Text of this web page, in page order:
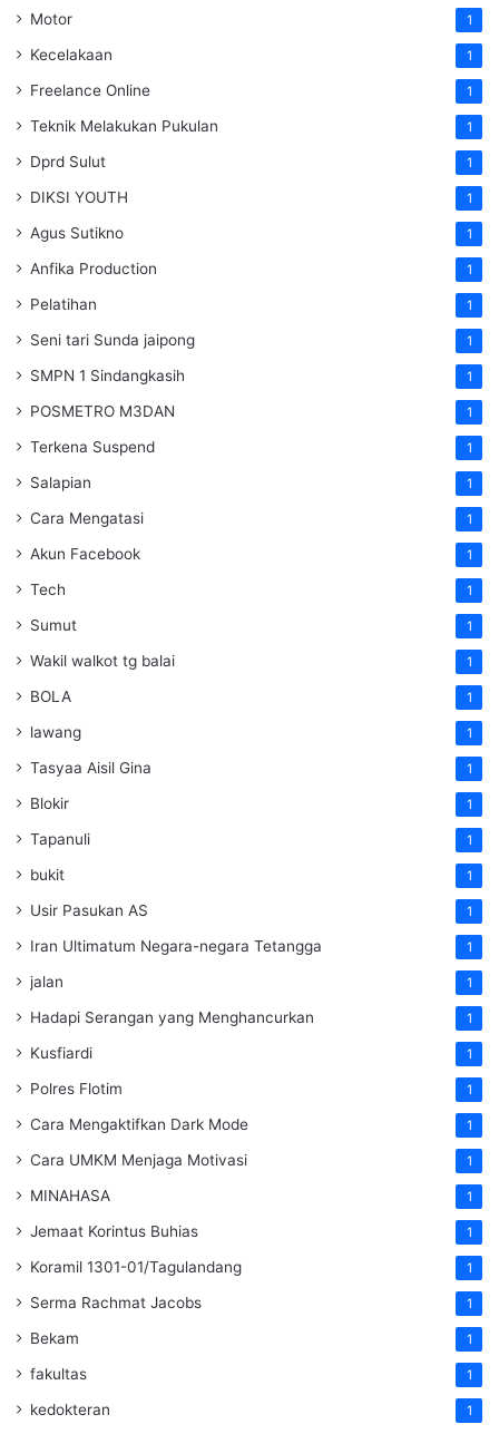
Motor 1
Kecelakaan 1
Freelance Online 1
Teknik Melakukan Pukulan 1
Dprd Sulut 1
DIKSI YOUTH 1
Agus Sutikno 1
Anfika Production 1
Pelatihan 1
Seni tari Sunda jaipong 1
SMPN 1 Sindangkasih 1
POSMETRO M3DAN 1
Terkena Suspend 1
Salapian 1
Cara Mengatasi 1
Akun Facebook 1
Tech 1
Sumut 1
Wakil walkot tg balai 1
BOLA 1
lawang 1
Tasyaa Aisil Gina 1
Blokir 1
Tapanuli 1
bukit 1
Usir Pasukan AS 1
Iran Ultimatum Negara-negara Tetangga 1
jalan 1
Hadapi Serangan yang Menghancurkan 1
Kusfiardi 1
Polres Flotim 1
Cara Mengaktifkan Dark Mode 1
Cara UMKM Menjaga Motivasi 1
MINAHASA 1
Jemaat Korintus Buhias 1
Koramil 1301-01/Tagulandang 1
Serma Rachmat Jacobs 1
Bekam 1
fakultas 1
kedokteran 1